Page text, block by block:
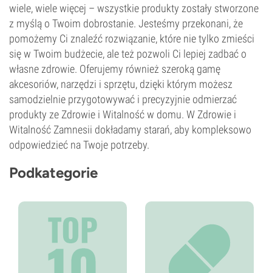
wiele, wiele więcej – wszystkie produkty zostały stworzone
z myślą o Twoim dobrostanie. Jesteśmy przekonani, że
pomożemy Ci znaleźć rozwiązanie, które nie tylko zmieści
się w Twoim budżecie, ale też pozwoli Ci lepiej zadbać o
własne zdrowie. Oferujemy również szeroką gamę
akcesoriów, narzędzi i sprzętu, dzięki którym możesz
samodzielnie przygotowywać i precyzyjnie odmierzać
produkty ze Zdrowie i Witalność w domu. W Zdrowie i
Witalność Zamnesii dokładamy starań, aby kompleksowo
odpowiedzieć na Twoje potrzeby.
Podkategorie